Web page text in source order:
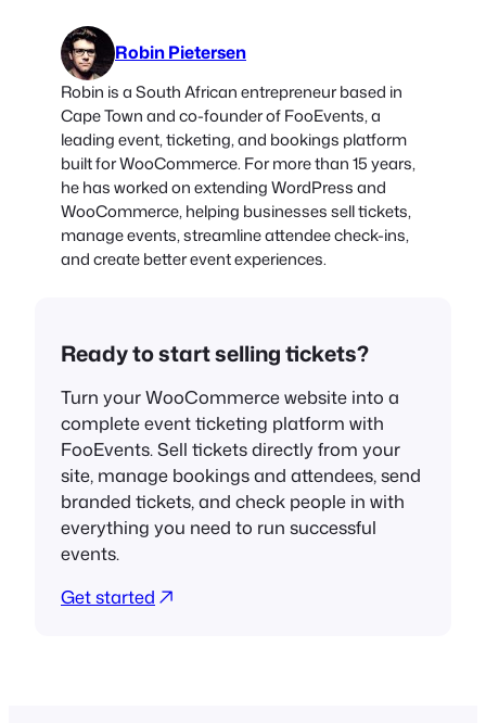
Robin Pietersen
Robin is a South African entrepreneur based in
Cape Town and co-founder of FooEvents, a
leading event, ticketing, and bookings platform
built for WooCommerce. For more than 15 years,
he has worked on extending WordPress and
WooCommerce, helping businesses sell tickets,
manage events, streamline attendee check-ins,
and create better event experiences.
Ready to start selling tickets?
Turn your WooCommerce website into a
complete event ticketing platform with
FooEvents. Sell tickets directly from your
site, manage bookings and attendees, send
branded tickets, and check people in with
everything you need to run successful
events.
Get started